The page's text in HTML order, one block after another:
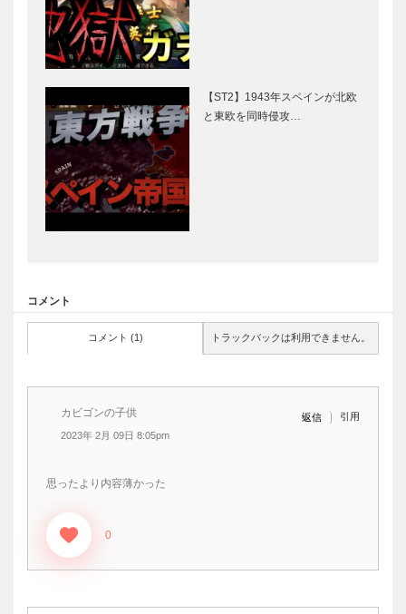
【ST2】1943年スペインが北欧
と東欧を同時侵攻…
コメント
コメント (1) トラックバックは利用できません。
カビゴンの子供
2023年 2月 09日 8:05pm
返信 引用
思ったより内容薄かった
0